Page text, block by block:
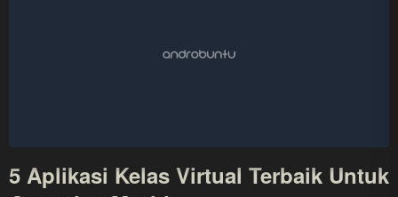
5 Aplikasi Kelas Virtual Terbaik Untuk